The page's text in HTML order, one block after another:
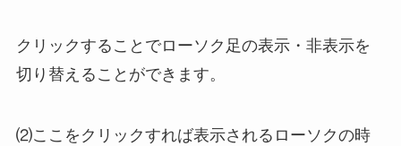
クリックすることでローソク足の表示・非表示を
切り替えることができます。
⑵ここをクリックすれば表示されるローソクの時